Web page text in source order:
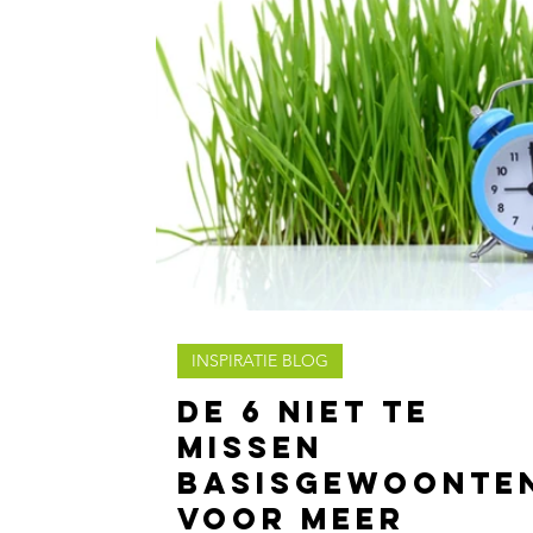
De 6 niet te
missen
voor meer
INSPIRATIE BLOG